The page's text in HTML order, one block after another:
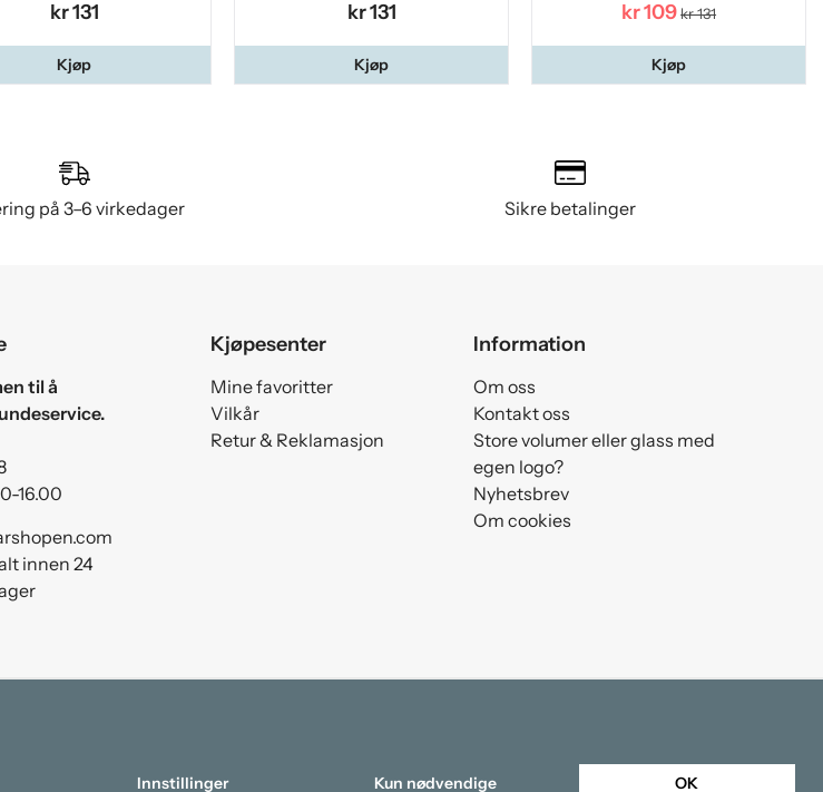
kr 131
Kjøp
kr 131
Kjøp
kr 109 kr 131
Kjøp
på 3–6 virkedager Sikre betalinger
til å
16.00
innen 24
Kjøpesenter
Mine favoritter
Vilkår
Retur & Reklamasjon
Information
Om oss
Kontakt oss
Store volumer eller glass med
egen logo?
Nyhetsbrev
Om cookies
Innstillinger Kun nødvendige OK